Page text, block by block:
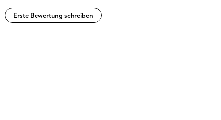
Erste Bewertung schreiben